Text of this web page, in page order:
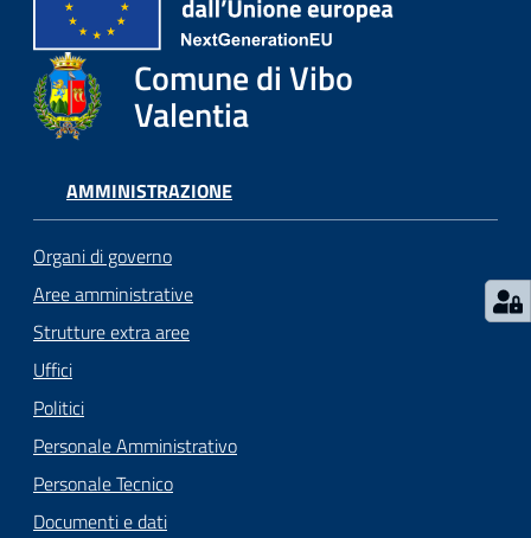
argomenti...
Seguici
Comune di Vibo
Valentia
AMMINISTRAZIONE
Organi di governo
Aree amministrative
Strutture extra aree
Uffici
Politici
Personale Amministrativo
Personale Tecnico
Documenti e dati